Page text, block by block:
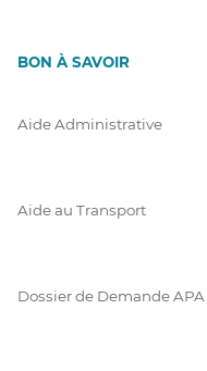
BON À SAVOIR
Aide Administrative
Aide au Transport
Dossier de Demande APA